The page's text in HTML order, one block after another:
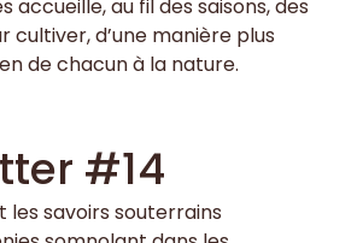
accueille, au fil des saisons, des
cultiver, d’une manière plus
de chacun à la nature.
#14
les savoirs souterrains